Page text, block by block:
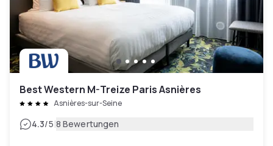
Best Western M-Treize Paris Asnières
Asnières-sur-Seine
4.3/5|8 Bewertungen